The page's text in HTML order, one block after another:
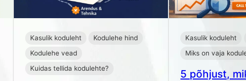
Kasulik koduleht
Kodulehe hind
Kodulehe vead
Kuidas tellida kodulehte?
Kasulik koduleht
Miks on vaja
5 põhjust,